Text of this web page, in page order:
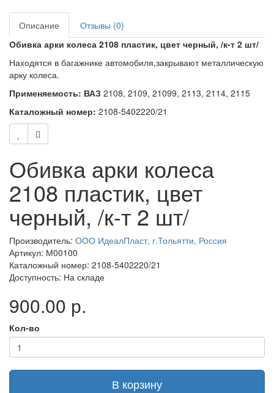
Описание
Отзывы (0)
Обивка арки колеса 2108 пластик, цвет черный, /к-т 2 шт/
Находятся в багажнике автомобиля,закрывают металлическую
арку колеса.
Применяемость: ВАЗ 2108, 2109, 21099, 2113, 2114, 2115
Каталожный номер: 2108-5402220/21
Обивка арки колеса
2108 пластик, цвет
черный, /к-т 2 шт/
Производитель: ООО ИдеалПласт, г.Тольятти, Россия
Артикул: М00100
Каталожный номер: 2108-5402220/21
Доступность: На складе
900.00 р.
Кол-во
В корзину